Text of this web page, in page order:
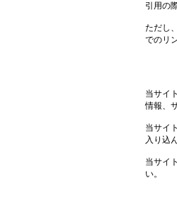
引用の
ただし
でのリ
当サイ
情報、
当サイ
入り込
当サイ
い。